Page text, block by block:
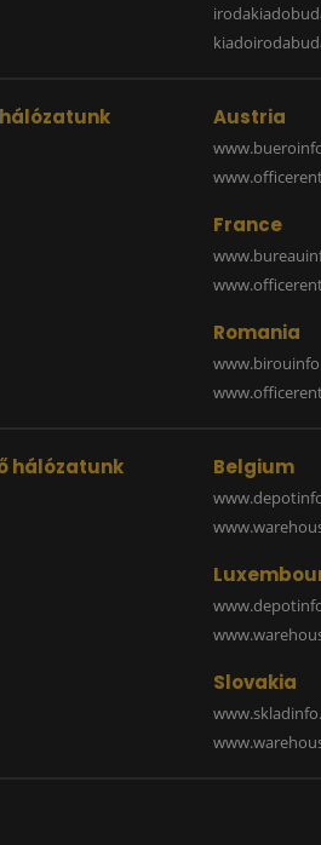
Austria
France
Romania
hálózatunk Belgium
Slovakia